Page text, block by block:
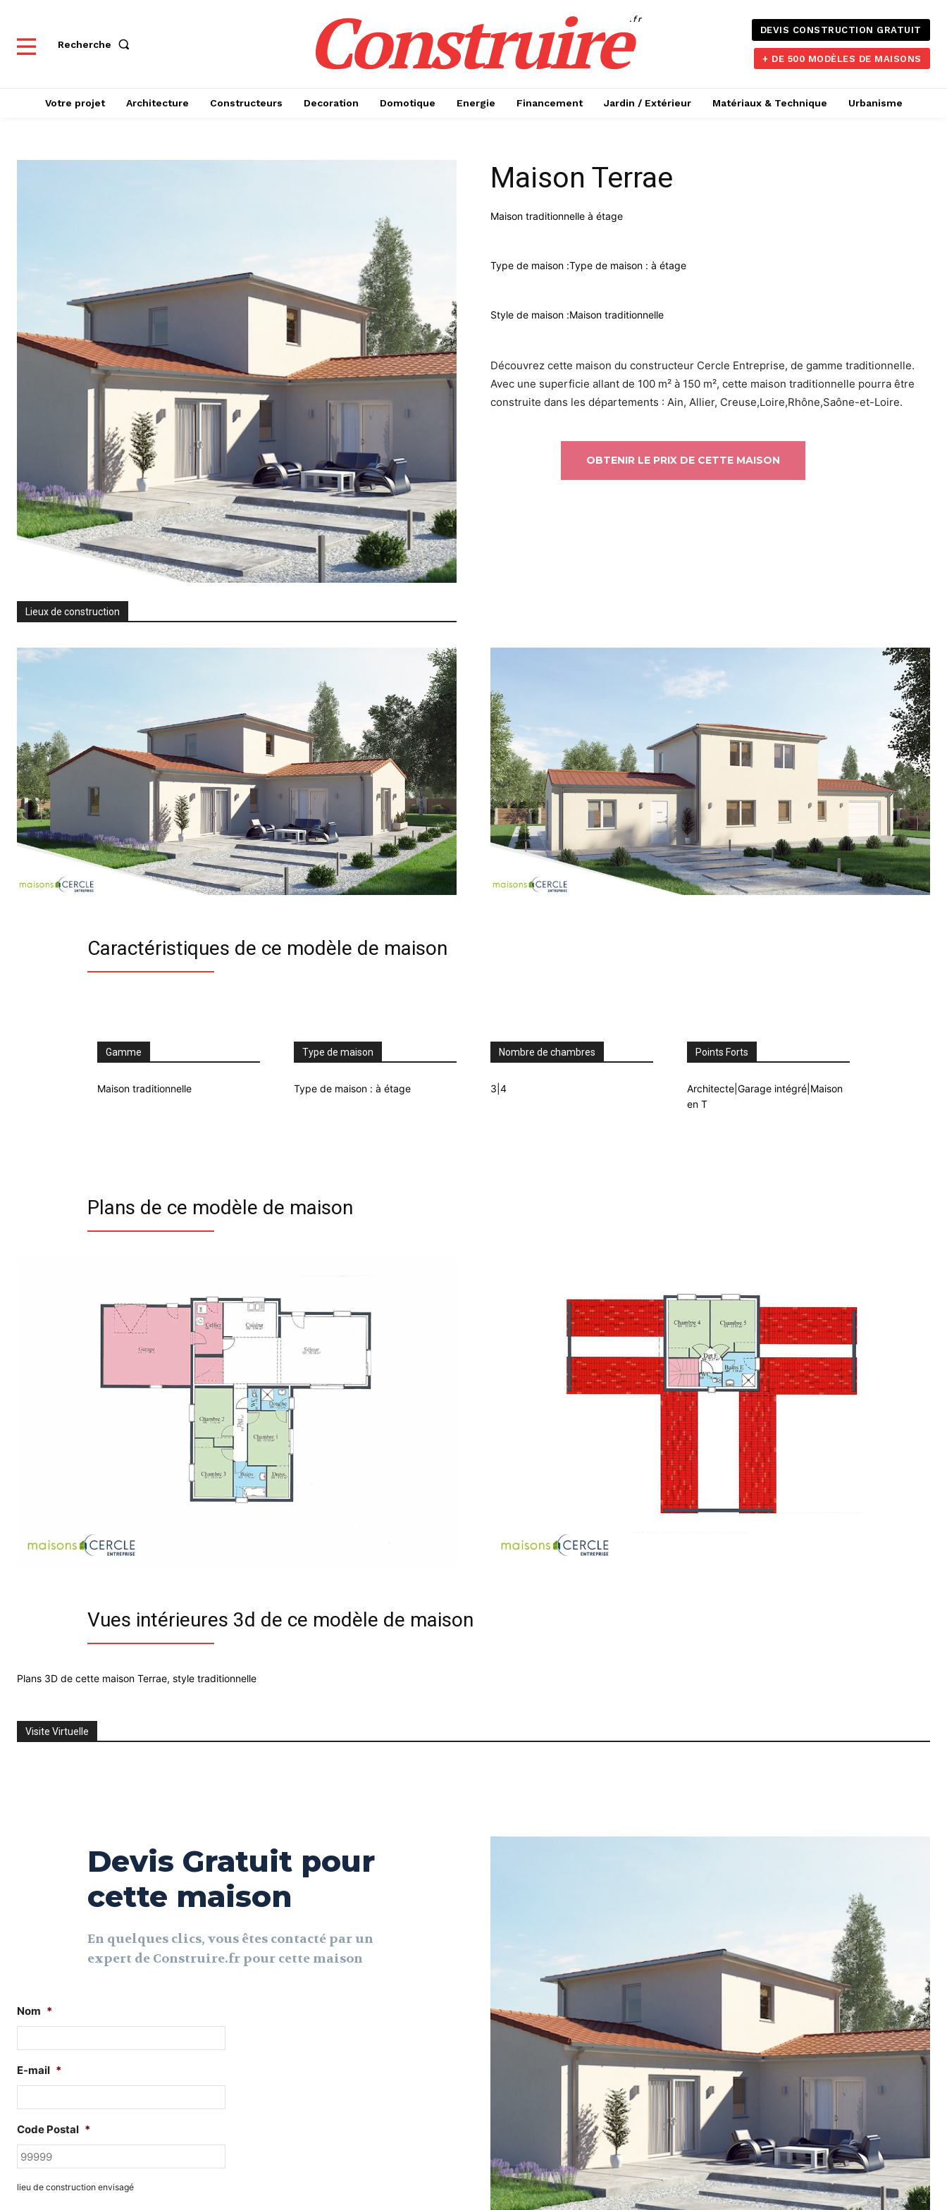
Recherche Construire.fr
DEVIS CONSTRUCTION GRATUIT
+ DE 500 MODÈLES DE MAISONS
Votre projet Architecture Constructeurs Decoration Domotique Energie Financement Jardin / Extérieur Matériaux & Technique Urbanisme
Lieux de construction
Maison Terrae
Maison traditionnelle à étage
Type de maison :Type de maison : à étage
Style de maison :Maison traditionnelle
Découvrez cette maison du constructeur Cercle Entreprise, de gamme traditionnelle.
Avec une superficie allant de 100 m² à 150 m², cette maison traditionnelle pourra être
construite dans les départements : Ain, Allier, Creuse,Loire,Rhône,Saône-et-Loire.
OBTENIR LE PRIX DE CETTE MAISON
Caractéristiques de ce modèle de maison
Gamme
Maison traditionnelle
Type de maison
Type de maison : à étage
Nombre de chambres
3|4
Points Forts
Architecte|Garage intégré|Maison
en T
Plans de ce modèle de maison
Vues intérieures 3d de ce modèle de maison
Plans 3D de cette maison Terrae, style traditionnelle
Visite Virtuelle
Devis Gratuit pour
cette maison
En quelques clics, vous êtes contacté par un
expert de Construire.fr pour cette maison
Nom *
E-mail *
Code Postal *
lieu de construction envisagé